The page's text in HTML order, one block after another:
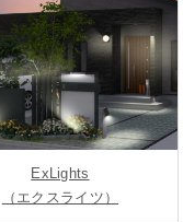
ExLights
（エクスライツ）